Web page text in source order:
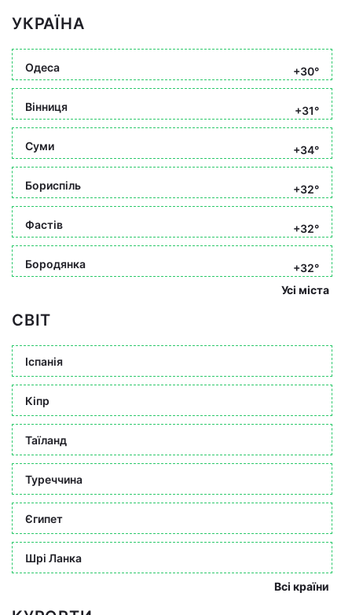
УКРАЇНА
Одеса +30°
Вінниця +31°
Суми +34°
Бориспіль +32°
Фастів +32°
Бородянка
+32°
Усі міста
СВІТ
Іспанія
Кіпр
Таїланд
Туреччина
Єгипет
Шрі Ланка
Всі країни